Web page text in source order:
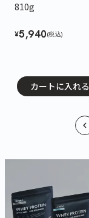
810g
¥5,940(税込)
カートに入れる